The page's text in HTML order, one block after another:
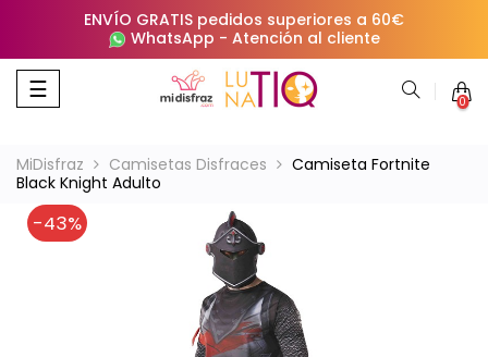
ENVÍO GRATIS pedidos superiores a 60€
WhatsApp - Atención al cliente
Navegación
de
☰ 0
MiDisfraz Camisetas Disfraces
Camiseta Fortnite
Black Knight Adulto
-43%